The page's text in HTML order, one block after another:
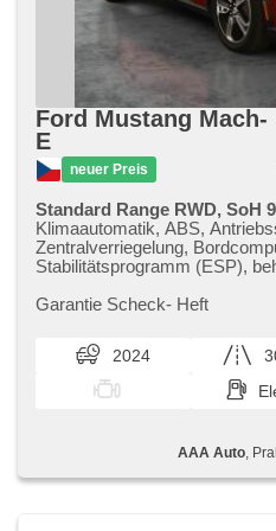
Ford Mustang Mach-
E
neuer Preis
Standard Range RWD, SoH
Klimaautomatik, ABS,
Zentralverriegelung,
Stabilitätsprogramm (ESP),
automatikparken, beheizte
Automatikgetriebe
Garantie Scheck​- Heft
2024
AAA Auto,